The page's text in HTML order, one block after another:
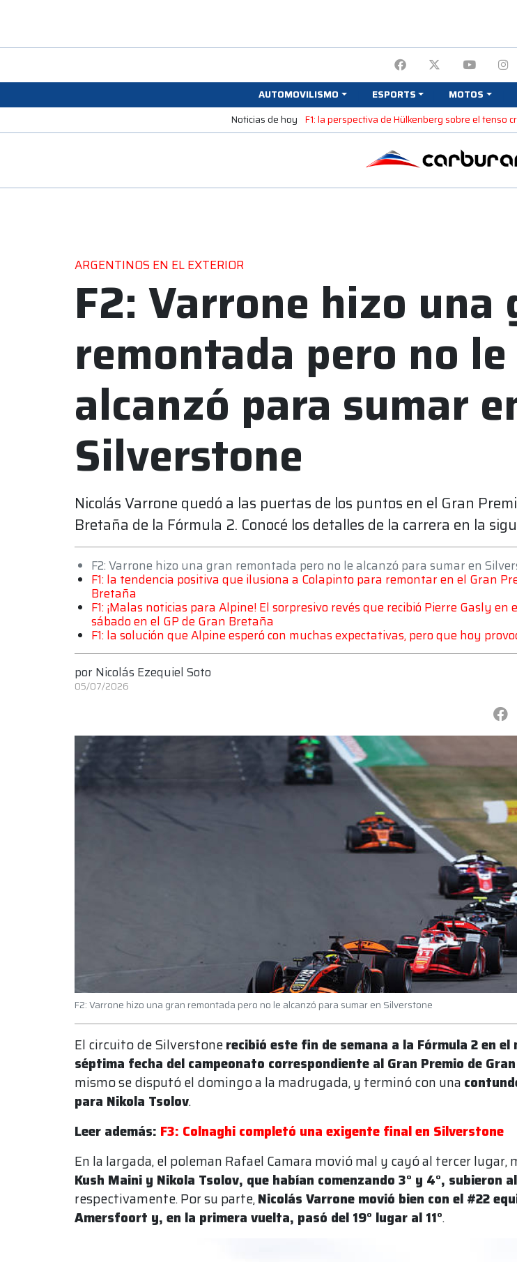
AUTOMOVILISMO ESPORTS MOTOS
Noticias de hoy F1: la perspectiva de Hülkenberg sobre el tenso
ARGENTINOS EN EL EXTERIOR
F2: Varrone hizo una
remontada pero no le
alcanzó para sumar
Silverstone
Nicolás Varrone quedó a las puertas de los puntos en el Gran
Bretaña de la Fórmula 2. Conocé los detalles de la carrera en la
F2: Varrone hizo una gran remontada pero no le alcanzó para sumar en
F1: la tendencia positiva que ilusiona a Colapinto para remontar en el Gran
Bretaña
F1: ¡Malas noticias para Alpine! El sorpresivo revés que recibió Pierre Gasly en
sábado en el GP de Gran Bretaña
F1: la solución que Alpine esperó con muchas expectativas, pero que hoy
por Nicolás Ezequiel Soto
05/07/2026
F2: Varrone hizo una gran remontada pero no le alcanzó para sumar en Silverstone
El circuito de Silverstonerecibió este fin de semana a la Fórmula 2 en el
séptima fecha del campeonato correspondiente al Gran Premio de
mismo se disputó el domingo a la madrugada, y terminó con una
para Nikola Tsolov.
Leer además: F3: Colnaghi completó una exigente final en Silverstone
En la largada, el poleman Rafael Camara movió mal y cayó al tercer lugar,
Kush Maini y Nikola Tsolov, que habían comenzando 3° y 4°, subieron
respectivamente. Por su parte,Nicolás Varrone movió bien con el #22
Amersfoort y, en la primera vuelta, pasó del 19° lugar al 11°.